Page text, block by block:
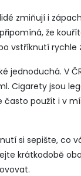
zmiňují i
že
vstříknutí rychle
jednoduchá. V
Cigarety jsou
často použít i v
si sepište, co
krátkodobě